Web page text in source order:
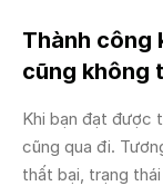
Thành công
cũng không
Khi bạn đạt được
cũng qua đi.
thất bại, trạng